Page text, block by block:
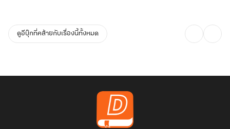
ดูอีบุ๊กที่คล้ายกับเรื่องนี้ทั้งหมด